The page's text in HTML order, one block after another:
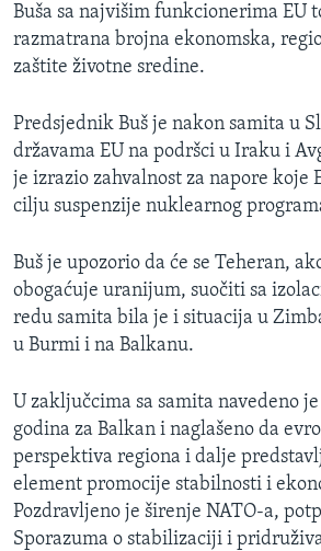
MEDICINA
KULTURA
SPORT
INTERVJU
Jezici
Buša sa najvišim funkcionerima EU
razmatrana brojna ekonomska,
zaštite životne sredine.
Predsjednik Buš je nakon samita u
državama EU na podršci u Iraku i
je izrazio zahvalnost za napore koje
cilju suspenzije nuklearnog
Buš je upozorio da će se Teheran,
obogaćuje uranijum, suočiti sa
redu samita bila je i situacija u
u Burmi i na Balkanu.
U zaključcima sa samita navedeno
godina za Balkan i naglašeno da
perspektiva regiona i dalje
element promocije stabilnosti i
Pozdravljeno je širenje NATO-a,
Sporazuma o stabilizaciji i